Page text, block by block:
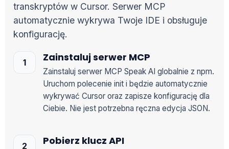
transkryptów w Cursor. Serwer MCP
automatycznie wykrywa Twoje IDE i obsługuje
konfigurację.
Zainstaluj serwer MCP
Zainstaluj serwer MCP Speak AI globalnie z npm.
Uruchom polecenie init i będzie automatycznie
wykrywać Cursor oraz zapisze konfigurację dla
Ciebie. Nie jest potrzebna ręczna edycja JSON.
Pobierz klucz API